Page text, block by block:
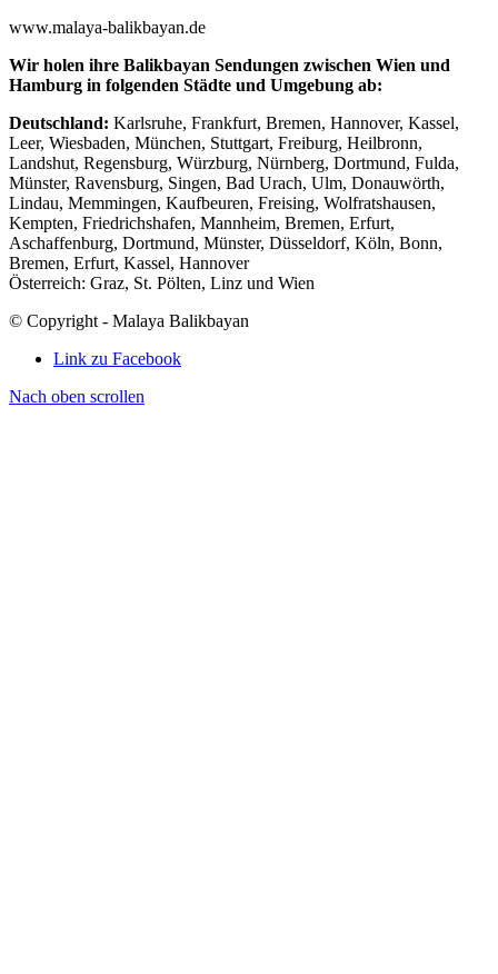
www.malaya-balikbayan.de
Wir holen ihre Balikbayan Sendungen zwischen Wien und
Hamburg in folgenden Städte und Umgebung ab:
Deutschland: Karlsruhe, Frankfurt, Bremen, Hannover, Kassel,
Leer, Wiesbaden, München, Stuttgart, Freiburg, Heilbronn,
Landshut, Regensburg, Würzburg, Nürnberg, Dortmund, Fulda,
Münster, Ravensburg, Singen, Bad Urach, Ulm, Donauwörth,
Lindau, Memmingen, Kaufbeuren, Freising, Wolfratshausen,
Kempten, Friedrichshafen, Mannheim, Bremen, Erfurt,
Aschaffenburg, Dortmund, Münster, Düsseldorf, Köln, Bonn,
Bremen, Erfurt, Kassel, Hannover
Österreich: Graz, St. Pölten, Linz und Wien
© Copyright - Malaya Balikbayan
Link zu Facebook
Nach oben scrollen